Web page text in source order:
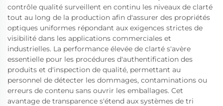
contrôle qualité surveillent en continu les niveaux de clarté
tout au long de la production afin d'assurer des propriétés
optiques uniformes répondant aux exigences strictes de
visibilité dans les applications commerciales et
industrielles. La performance élevée de clarté s'avère
essentielle pour les procédures d'authentification des
produits et d'inspection de qualité, permettant au
personnel de détecter les dommages, contaminations ou
erreurs de contenu sans ouvrir les emballages. Cet
avantage de transparence s'étend aux systèmes de tri